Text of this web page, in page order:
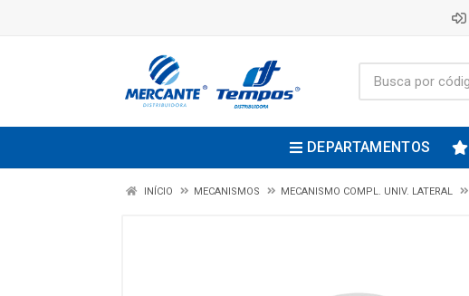
DEPARTAMENTOS
INÍCIO MECANISMOS MECANISMO COMPL. UNIV. LATERAL